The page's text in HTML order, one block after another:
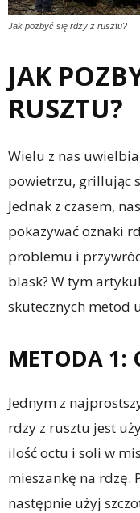
Jak pozbyć się rdzy z rusztu?
JAK
RUSZTU?
Wielu z nas
powietrzu, grillując
Jednak z czasem,
pokazywać oznaki
problemu i
blask? W tym
skutecznych metod
METODA 1:
Jednym z
rdzy z rusztu jest
ilość octu i soli w
mieszankę na rdzę.
następnie użyj